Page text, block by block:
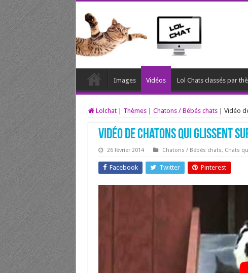
Images Vidéos Lol Chats classés par
Lolchat | Thèmes | Chatons / Bébés chats | Vidéo
Vidéo de chatons qui glissent
26 février 2014 Chatons / Bébés chats, Chats
Facebook Twitter Pinterest